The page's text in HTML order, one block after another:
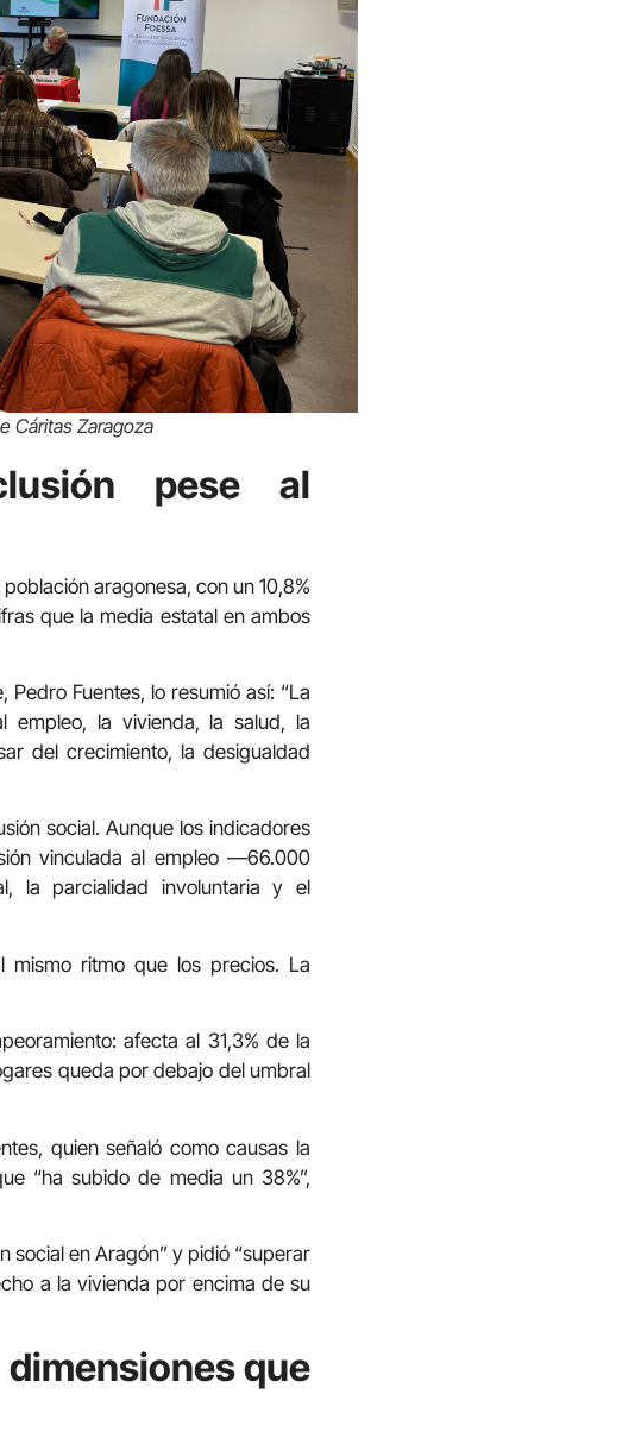
Cáritas Zaragoza
pese al
aragonesa, con un 10,8%
que la media estatal en ambos
Fuentes, lo resumió así: “La
empleo, la vivienda, la salud, la
del crecimiento, la desigualdad
social. Aunque los indicadores
vinculada al empleo —66.000
la parcialidad involuntaria y el
mismo ritmo que los precios. La
afecta al 31,3% de la
queda por debajo del umbral
quien señaló como causas la
“ha subido de media un 38%”,
social en Aragón” y pidió “superar
a la vivienda por encima de su
que